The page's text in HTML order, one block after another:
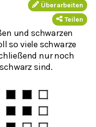
Überarbeiten
Teilen
und schwarzen
so viele schwarze
nur noch
sind.